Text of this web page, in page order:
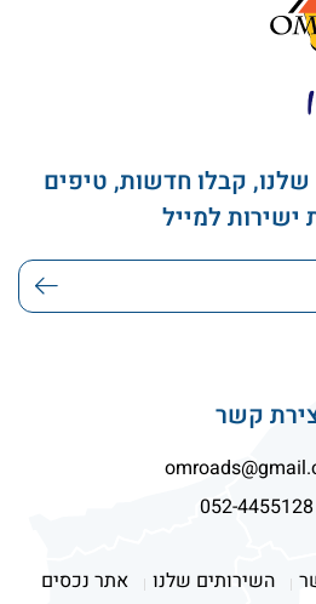
קבלו חדשות, טיפים
ישירות למייל
השירותים שלנו אתר נכסים
קשר
052-4455128